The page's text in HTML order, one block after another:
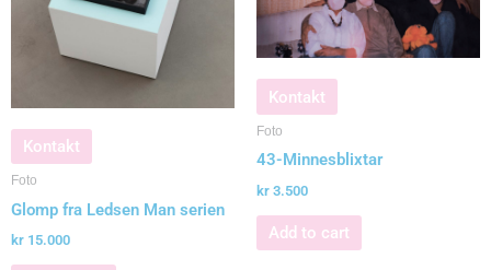
Kontakt
Foto
Glomp fra Ledsen Man serien
kr 15.000
Kontakt
Foto
43-Minnesblixtar
kr 3.500
Add to cart